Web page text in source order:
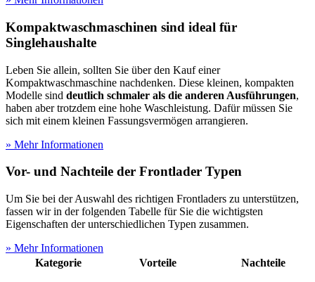
Kompaktwaschmaschinen sind ideal für
Singlehaushalte
Leben Sie allein, sollten Sie über den Kauf einer
Kompaktwaschmaschine nachdenken. Diese kleinen, kompakten
Modelle sind deutlich schmaler als die anderen Ausführungen,
haben aber trotzdem eine hohe Waschleistung. Dafür müssen Sie
sich mit einem kleinen Fassungsvermögen arrangieren.
» Mehr Informationen
Vor- und Nachteile der Frontlader Typen
Um Sie bei der Auswahl des richtigen Frontladers zu unterstützen,
fassen wir in der folgenden Tabelle für Sie die wichtigsten
Eigenschaften der unterschiedlichen Typen zusammen.
» Mehr Informationen
Kategorie
Vorteile Nachteile